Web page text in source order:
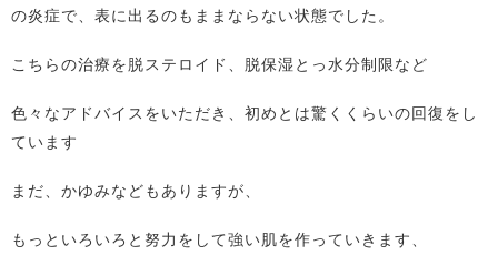
の炎症で、表に出るのもままならない状態でした。
こちらの治療を脱ステロイド、脱保湿とっ水分制限など
色々なアドバイスをいただき、初めとは驚くくらいの回復をし
ています
まだ、かゆみなどもありますが、
もっといろいろと努力をして強い肌を作っていきます、